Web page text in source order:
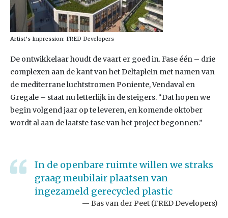
Artist’s Impression: FRED Developers
De ontwikkelaar houdt de vaart er goed in. Fase één – drie
complexen aan de kant van het Deltaplein met namen van
de mediterrane luchtstromen Poniente, Vendaval en
Gregale – staat nu letterlijk in de steigers. “Dat hopen we
begin volgend jaar op te leveren, en komende oktober
wordt al aan de laatste fase van het project begonnen.”
In de openbare ruimte willen we straks
graag meubilair plaatsen van
ingezameld gerecycled plastic
Bas van der Peet (FRED Developers)